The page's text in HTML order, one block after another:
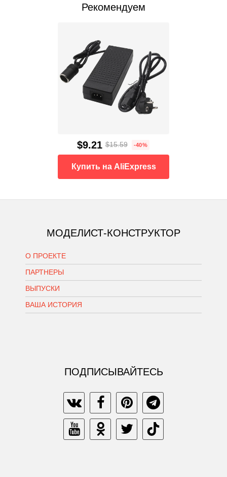
Рекомендуем
$9.21 $15.59 -40%
Купить на AliExpress
МОДЕЛИСТ-КОНСТРУКТОР
О ПРОЕКТЕ
ПАРТНЕРЫ
ВЫПУСКИ
ВАША ИСТОРИЯ
ПОДПИСЫВАЙТЕСЬ